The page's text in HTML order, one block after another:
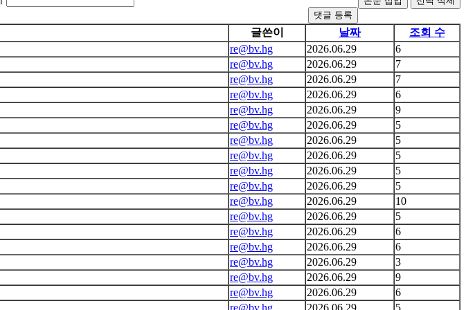
댓글 등록
글쓴이 날짜
조회 수
re@bv.hg 2026.06.29
6
re@bv.hg 2026.06.29
7
re@bv.hg 2026.06.29
7
re@bv.hg 2026.06.29
6
re@bv.hg 2026.06.29
9
re@bv.hg 2026.06.29
5
re@bv.hg 2026.06.29
5
re@bv.hg 2026.06.29
5
re@bv.hg 2026.06.29
5
re@bv.hg 2026.06.29
5
re@bv.hg 2026.06.29
10
re@bv.hg 2026.06.29
5
re@bv.hg 2026.06.29
6
re@bv.hg 2026.06.29
6
re@bv.hg 2026.06.29
3
re@bv.hg 2026.06.29
9
re@bv.hg 2026.06.29
6
re@bv.hg 2026.06.29 5